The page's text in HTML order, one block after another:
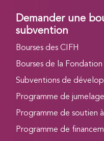
Demander une
subvention
Bourses des CIFH
Bourses de la Fondation
Subventions de
Programme de jumelage
Programme de soutien
Programme de